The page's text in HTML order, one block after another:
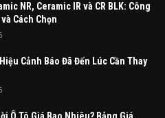
NR, Ceramic IR và CR BLK: Công
Cách Chọn
Cảnh Báo Đã Đến Lúc Cần Thay